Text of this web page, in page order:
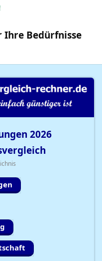
Ihre Bedürfnisse
2026